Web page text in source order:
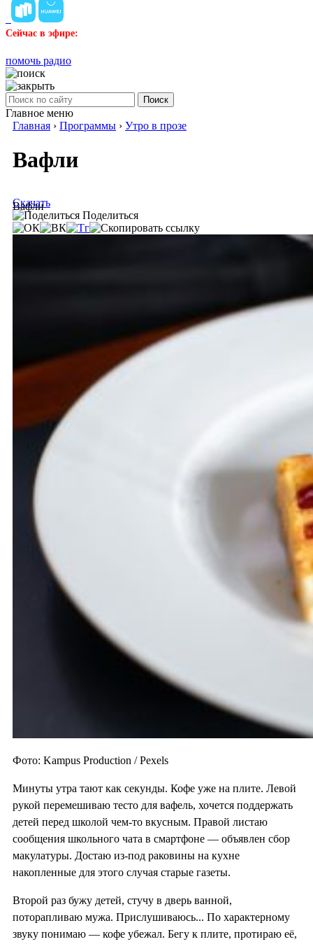
Сейчас в эфире:
помочь радио
Поиск
Главное меню
Главная › Программы › Утро в прозе
Вафли
Вафли
Скачать
Поделиться
Фото: Kampus Production / Pexels
Минуты утра тают как секунды. Кофе уже на плите. Левой
рукой перемешиваю тесто для вафель, хочется поддержать
детей перед школой чем-то вкусным. Правой листаю
сообщения школьного чата в смартфоне — объявлен сбор
макулатуры. Достаю из-под раковины на кухне
накопленные для этого случая старые газеты.
Второй раз бужу детей, стучу в дверь ванной,
поторапливаю мужа. Прислушиваюсь... По характерному
звуку понимаю — кофе убежал. Бегу к плите, протираю её,